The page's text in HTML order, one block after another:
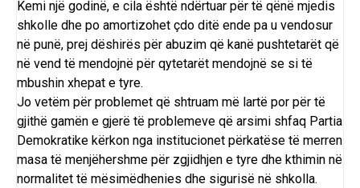
Kemi një godinë, e cila është ndërtuar për të qënë mjedis
shkolle dhe po amortizohet çdo ditë ende pa u vendosur
në punë, prej dëshirës për abuzim që kanë pushtetarët që
në vend të mendojnë për qytetarët mendojnë se si të
mbushin xhepat e tyre.
Jo vetëm për problemet që shtruam më lartë por për të
gjithë gamën e gjerë të problemeve që arsimi shfaq Partia
Demokratike kërkon nga institucionet përkatëse të merren
masa të menjëhershme për zgjidhjen e tyre dhe kthimin në
normalitet të mësimëdhenies dhe sigurisë në shkolla.